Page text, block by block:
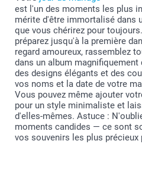
est l'un des moments les plus
mérite d'être immortalisé dans
que vous chérirez pour
préparez jusqu'à la première
regard amoureux, rassemblez
dans un album
des designs élégants et des
vos noms et la date de votre
Vous pouvez même ajouter
pour un style minimaliste et
d'elles-mêmes. Astuce :
moments candides — ce sont
vos souvenirs les plus précieux